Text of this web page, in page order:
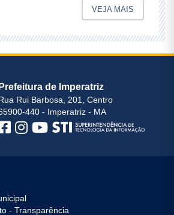
VEJA MAIS
de Imperatriz
Rui Barbosa, 201, Centro
440 - Imperatriz - MA
- Transparência